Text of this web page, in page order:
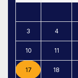
3 4
10 11
17 18